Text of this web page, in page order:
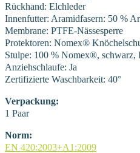
Rückhand: Elchleder
Innenfutter: Aramidfasern: 50 %
Membrane: PTFE-Nässesperre
Protektoren: Nomex®
Stulpe: 100 % Nomex®, schwarz,
Anziehschlaufe: Ja
Zertifizierte Waschbarkeit: 40°
Verpackung:
1 Paar
Norm:
EN 420:2003+A1:2009